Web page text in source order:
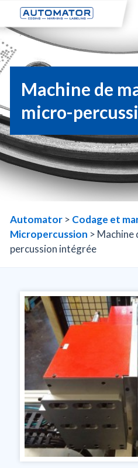
Machine de
micro-
Automator > Codage et
Micropercussion > Machine
percussion intégrée